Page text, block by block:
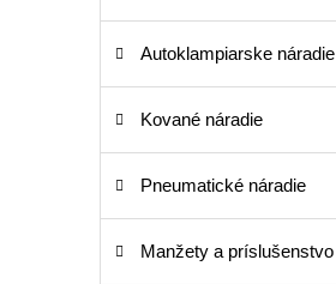
Autoklampiarske náradie
Kované náradie
Pneumatické náradie
Manžety a príslušenstvo